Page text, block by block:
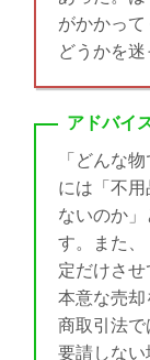
がかかっ
どうかを迷
アドバイ
「どんな
には「不
ないのか
す。また
定だけさ
本意な売
商取引法で
要請しな